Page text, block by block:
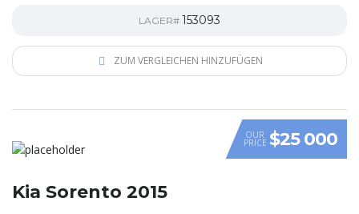
LAGER# 153093
ZUM VERGLEICHEN HINZUFÜGEN
OUR
PRICE $25 000
Kia Sorento 2015